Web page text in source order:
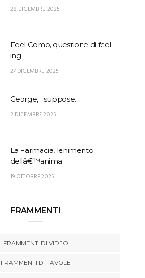
28 DICEMBRE 2025
Feel Como, questione di feel-
ing
27 DICEMBRE 2025
George, I suppose.
2 DICEMBRE 2025
La Farmacia, lenimento
dellâ€™anima
19 OTTOBRE 2025
FRAMMENTI
FRAMMENTI DI VIDEO
FRAMMENTI DI TAVOLE